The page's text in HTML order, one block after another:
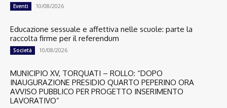
Eventi 10/08/2026
Educazione sessuale e affettiva nelle scuole: parte la
raccolta firme per il referendum
Società 10/08/2026
MUNICIPIO XV, TORQUATI – ROLLO: “DOPO
INAUGURAZIONE PRESIDIO QUARTO PEPERINO ORA
AVVISO PUBBLICO PER PROGETTO INSERIMENTO
LAVORATIVO”